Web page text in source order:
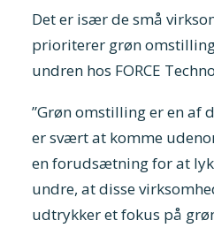
Det er især de små
prioriterer grøn
undren hos FORCE
”Grøn omstilling er en af
er svært at komme
en forudsætning for at
undre, at disse
udtrykker et fokus på